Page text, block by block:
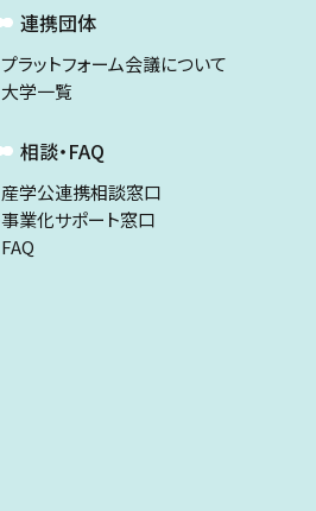
連携団体
プラットフォーム会議について
大学一覧
相談・FAQ
産学公連携相談窓口
事業化サポート窓口
FAQ